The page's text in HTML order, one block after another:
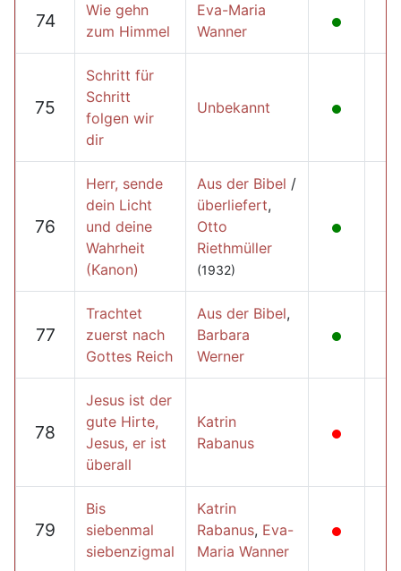
74
Wie gehn
zum Himmel
Eva-Maria
Wanner
75
Schritt für
Schritt
folgen wir
dir
Unbekannt
76
Herr, sende
dein Licht
und deine
Wahrheit
(Kanon)
Aus der Bibel /
überliefert,
Otto
Riethmüller
(1932)
77
Trachtet
zuerst nach
Gottes Reich
Aus der Bibel,
Barbara
Werner
78
Jesus ist der
gute Hirte,
Jesus, er ist
überall
Katrin
Rabanus
79
Bis
siebenmal
siebenzigmal
Katrin
Rabanus, Eva-
Maria Wanner